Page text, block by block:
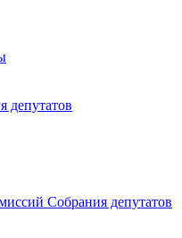
депутатов
Собрания депутатов